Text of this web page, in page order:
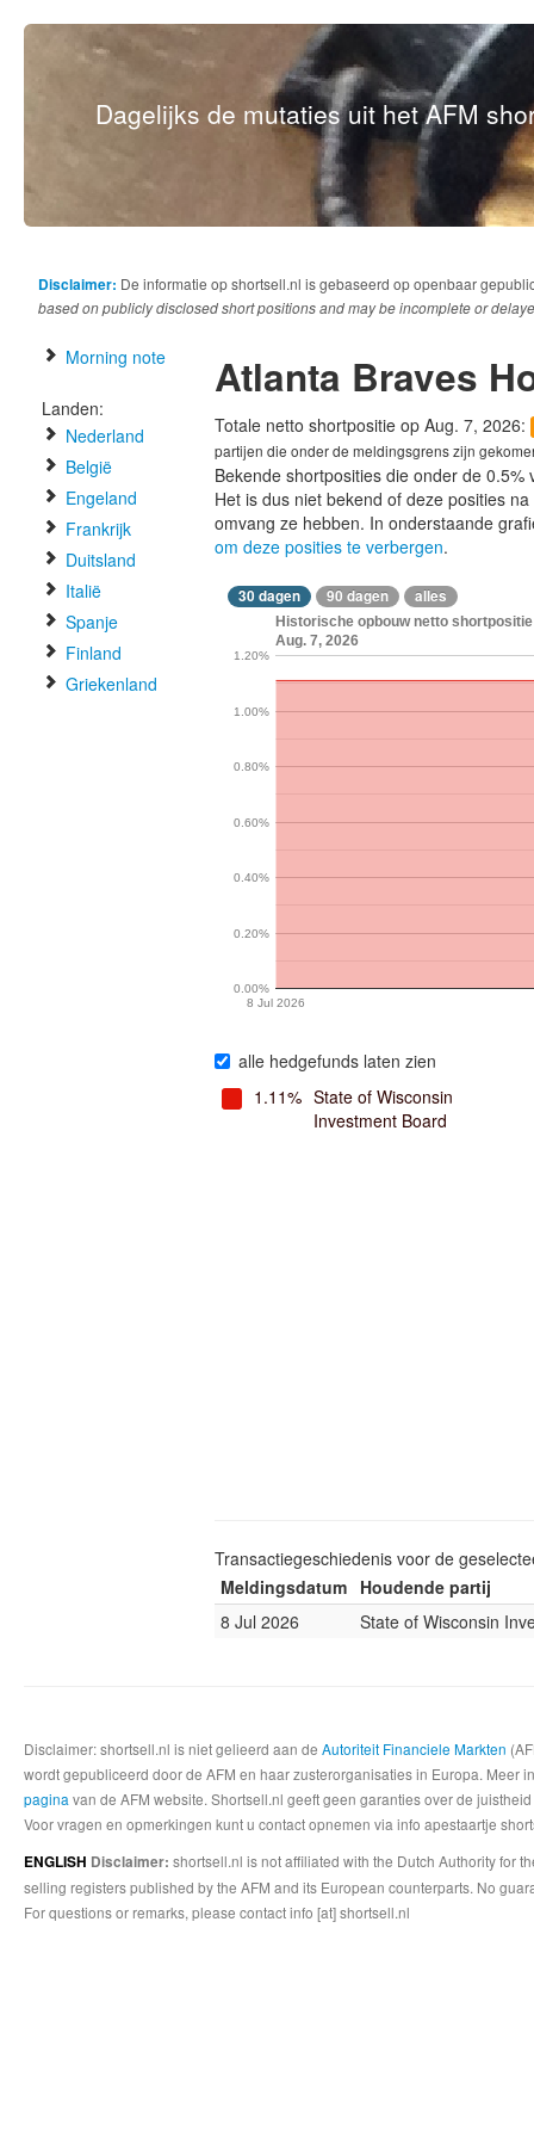
Dagelijks de mutaties uit het AFM
Disclaimer: De informatie op shortsell.nl is gebaseerd op openbaar
based on publicly disclosed short positions and may be incomplete or
Morning note
Landen:
Nederland
België
Engeland
Frankrijk
Duitsland
Italië
Spanje
Finland
Griekenland
Atlanta Braves
Totale netto shortpositie op Aug. 7, 2026:
partijen die onder de meldingsgrens zijn
Bekende shortposities die onder de
Het is dus niet bekend of deze posities
omvang ze hebben. In onderstaande
om deze posities te verbergen.
30 dagen 90 dagen alles
Historische opbouw netto
Aug. 7, 2026
8 Jul 2026
0.00%
0.20%
0.40%
0.60%
0.80%
1.00%
1.20%
alle hedgefunds laten zien
1.11% State of Wisconsin
Investment Board
Transactiegeschiedenis voor de
Meldingsdatum Houdende partij
8 Jul 2026
State of Wisconsin
Disclaimer: shortsell.nl is niet gelieerd aan de Autoriteit Financiele Markten
wordt gepubliceerd door de AFM en haar zusterorganisaties in Europa.
pagina van de AFM website. Shortsell.nl geeft geen garanties over de
Voor vragen en opmerkingen kunt u contact opnemen via info apestaartje
ENGLISH Disclaimer: shortsell.nl is not affiliated with the Dutch Authority for
selling registers published by the AFM and its European counterparts. No
For questions or remarks, please contact info [at] shortsell.nl